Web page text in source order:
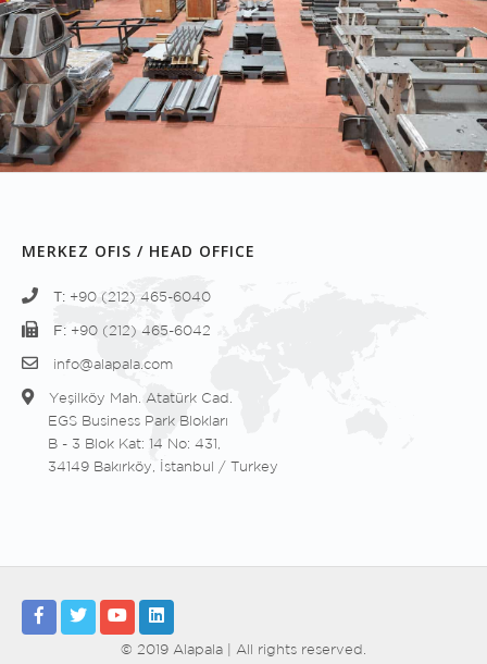
MERKEZ OFIS / HEAD OFFICE
T: +90 (212) 465-6040
F: +90 (212) 465-6042
info@alapala.com
Yeşilköy Mah. Atatürk Cad.
EGS Business Park Blokları
B - 3 Blok Kat: 14 No: 431,
34149 Bakırköy, İstanbul / Turkey
© 2019 Alapala | All rights reserved.